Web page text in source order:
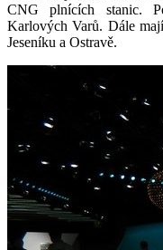
CNG plnících stanic.
Karlových Varů. Dále
Jeseníku a Ostravě.